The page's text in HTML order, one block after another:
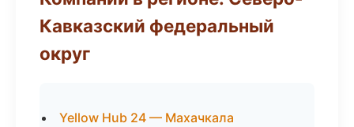
Кавказский федеральный
округ
Yellow Hub 24 — Махачкала